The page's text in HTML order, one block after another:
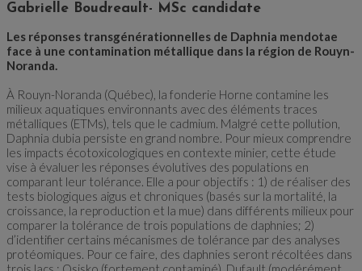
Gabrielle Boudreault- MSc candidate
Les réponses transgénérationnelles de Daphnia mendotae
face à une contamination métallique dans la région de Rouyn-
Noranda.
À Rouyn-Noranda (Québec), la fonderie Horne contamine les
milieux aquatiques environnants avec des éléments traces
métalliques (ETMs), tels que le cadmium. Malgré cette pollution,
Daphnia dubia persiste en grand nombre. Pour mieux comprendre
les impacts écotoxicologiques en contexte minier, cette étude
vise à évaluer les réponses évolutives des populations en
comparant leur tolérance. Elle a pour objectifs : 1) de réaliser des
tests biologiques aigus et chroniques (basés sur la mortalité, la
croissance, la reproduction et la mue) dans différents milieux pour
comparer la tolérance de trois populations de daphnies; 2)
d’identifier certains mécanismes de tolérance par des analyses
protéomiques. Pour ce faire, des daphnies seront récoltées dans